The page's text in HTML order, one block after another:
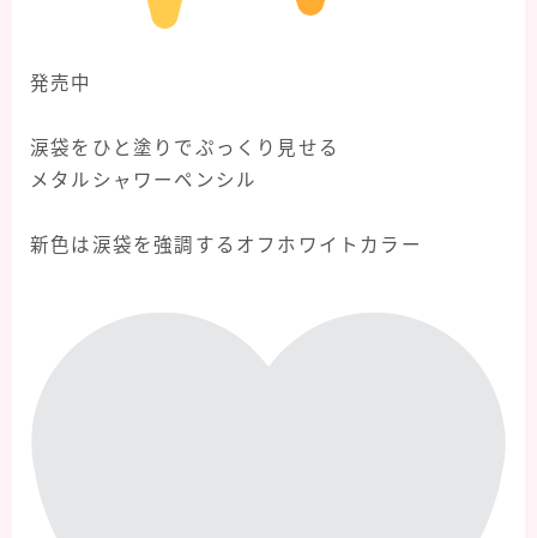
発売中
涙袋をひと塗りでぷっくり見せる
メタルシャワーペンシル
新色は涙袋を強調するオフホワイトカラー